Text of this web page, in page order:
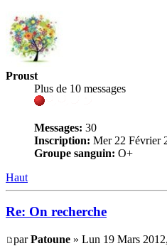
Proust
Plus de 10 messages
Messages: 30
Inscription: Mer 22 Février
Groupe sanguin: O+
Haut
Re: On recherche
parPatoune » Lun 19 Mars